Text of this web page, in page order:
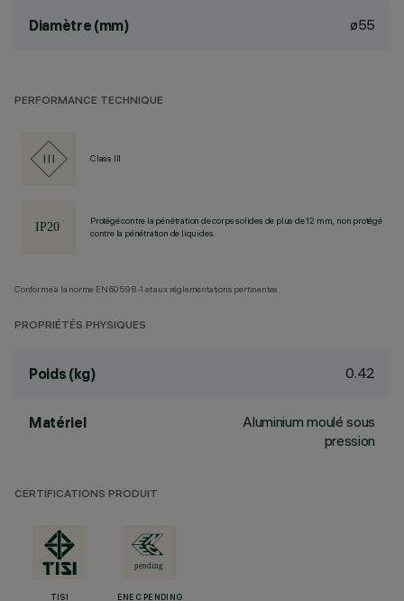
Diamètre (mm) ø55
PERFORMANCE TECHNIQUE
Class III
Protégé contre la pénétration de corps solides de plus de 12 mm, non protégé
contre la pénétration de liquides.
Conforme à la norme EN60598-1 et aux réglementations pertinentes.
PROPRIÉTÉS PHYSIQUES
Poids (kg) 0.42
Matériel
Aluminium moulé sous
pression
CERTIFICATIONS PRODUIT
TISI ENEC PENDING